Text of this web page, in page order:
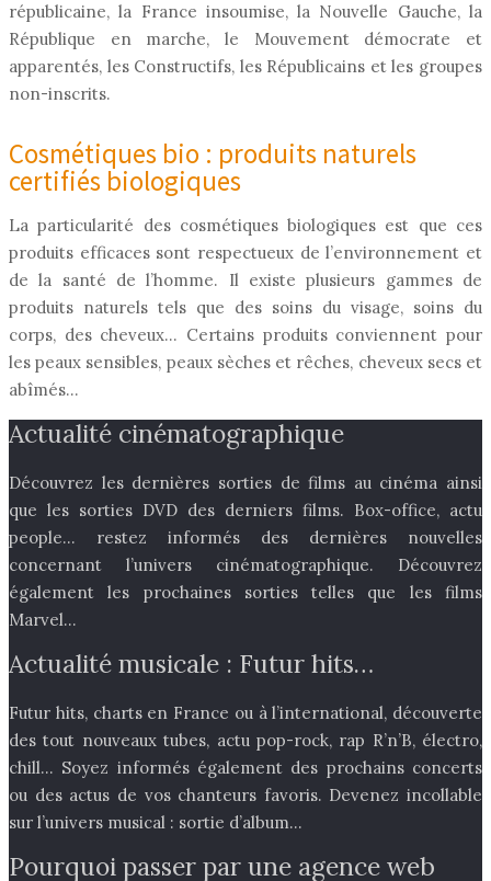
républicaine, la France insoumise, la Nouvelle Gauche, la
République en marche, le Mouvement démocrate et
apparentés, les Constructifs, les Républicains et les groupes
non-inscrits.
Cosmétiques bio : produits naturels
certifiés biologiques
La particularité des cosmétiques biologiques est que ces
produits efficaces sont respectueux de l’environnement et
de la santé de l’homme. Il existe plusieurs gammes de
produits naturels tels que des soins du visage, soins du
corps, des cheveux… Certains produits conviennent pour
les peaux sensibles, peaux sèches et rêches, cheveux secs et
abîmés…
Actualité cinématographique
Découvrez les dernières sorties de films au cinéma ainsi
que les sorties DVD des derniers films. Box-office, actu
people… restez informés des dernières nouvelles
concernant l’univers cinématographique. Découvrez
également les prochaines sorties telles que les films
Marvel…
Actualité musicale : Futur hits…
Futur hits, charts en France ou à l’international, découverte
des tout nouveaux tubes, actu pop-rock, rap R’n’B, électro,
chill… Soyez informés également des prochains concerts
ou des actus de vos chanteurs favoris. Devenez incollable
sur l’univers musical : sortie d’album…
Pourquoi passer par une agence web